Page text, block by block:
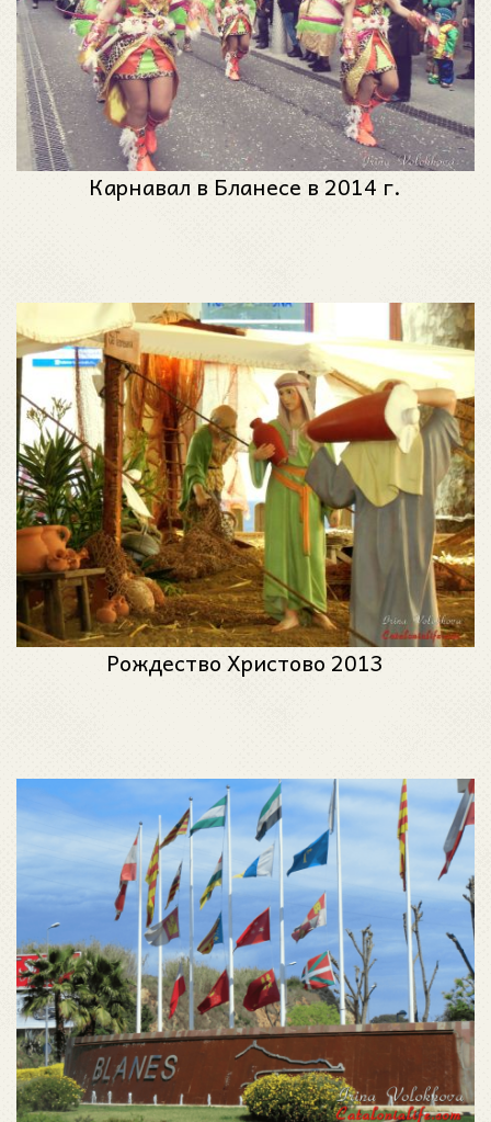
Карнавал в Бланесе в 2014 г.
Рождество Христово 2013